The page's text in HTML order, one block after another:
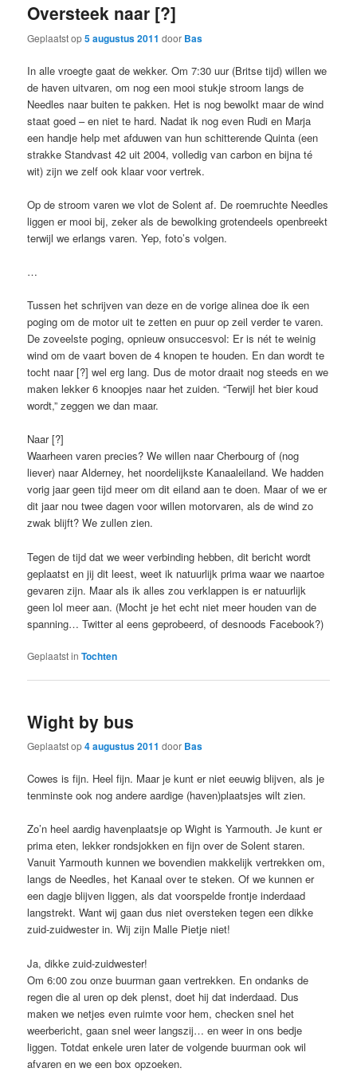
Oversteek naar [?]
Geplaatst op5 augustus 2011 door Bas
In alle vroegte gaat de wekker. Om 7:30 uur (Britse tijd) willen we
de haven uitvaren, om nog een mooi stukje stroom langs de
Needles naar buiten te pakken. Het is nog bewolkt maar de wind
staat goed – en niet te hard. Nadat ik nog even Rudi en Marja
een handje help met afduwen van hun schitterende Quinta (een
strakke Standvast 42 uit 2004, volledig van carbon en bijna té
wit) zijn we zelf ook klaar voor vertrek.
Op de stroom varen we vlot de Solent af. De roemruchte Needles
liggen er mooi bij, zeker als de bewolking grotendeels openbreekt
terwijl we erlangs varen. Yep, foto’s volgen.
…
Tussen het schrijven van deze en de vorige alinea doe ik een
poging om de motor uit te zetten en puur op zeil verder te varen.
De zoveelste poging, opnieuw onsuccesvol: Er is nét te weinig
wind om de vaart boven de 4 knopen te houden. En dan wordt te
tocht naar [?] wel erg lang. Dus de motor draait nog steeds en we
maken lekker 6 knoopjes naar het zuiden. “Terwijl het bier koud
wordt,” zeggen we dan maar.
Naar [?]
Waarheen varen precies? We willen naar Cherbourg of (nog
liever) naar Alderney, het noordelijkste Kanaaleiland. We hadden
vorig jaar geen tijd meer om dit eiland aan te doen. Maar of we er
dit jaar nou twee dagen voor willen motorvaren, als de wind zo
zwak blijft? We zullen zien.
Tegen de tijd dat we weer verbinding hebben, dit bericht wordt
geplaatst en jij dit leest, weet ik natuurlijk prima waar we naartoe
gevaren zijn. Maar als ik alles zou verklappen is er natuurlijk
geen lol meer aan. (Mocht je het echt niet meer houden van de
spanning… Twitter al eens geprobeerd, of desnoods Facebook?)
Geplaatst in Tochten
Wight by bus
Geplaatst op4 augustus 2011 door Bas
Cowes is fijn. Heel fijn. Maar je kunt er niet eeuwig blijven, als je
tenminste ook nog andere aardige (haven)plaatsjes wilt zien.
Zo’n heel aardig havenplaatsje op Wight is Yarmouth. Je kunt er
prima eten, lekker rondsjokken en fijn over de Solent staren.
Vanuit Yarmouth kunnen we bovendien makkelijk vertrekken om,
langs de Needles, het Kanaal over te steken. Of we kunnen er
een dagje blijven liggen, als dat voorspelde frontje inderdaad
langstrekt. Want wij gaan dus niet oversteken tegen een dikke
zuid-zuidwester in. Wij zijn Malle Pietje niet!
Ja, dikke zuid-zuidwester!
Om 6:00 zou onze buurman gaan vertrekken. En ondanks de
regen die al uren op dek plenst, doet hij dat inderdaad. Dus
maken we netjes even ruimte voor hem, checken snel het
weerbericht, gaan snel weer langszij… en weer in ons bedje
liggen. Totdat enkele uren later de volgende buurman ook wil
afvaren en we een box opzoeken.